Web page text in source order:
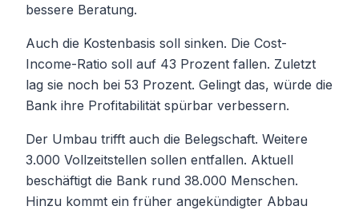
bessere Beratung.
Auch die Kostenbasis soll sinken. Die Cost-
Income-Ratio soll auf 43 Prozent fallen. Zuletzt
lag sie noch bei 53 Prozent. Gelingt das, würde die
Bank ihre Profitabilität spürbar verbessern.
Der Umbau trifft auch die Belegschaft. Weitere
3.000 Vollzeitstellen sollen entfallen. Aktuell
beschäftigt die Bank rund 38.000 Menschen.
Hinzu kommt ein früher angekündigter Abbau